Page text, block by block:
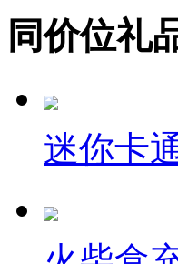
同价位礼
迷你卡